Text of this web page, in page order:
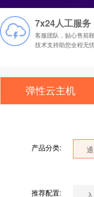
7x24人工服务
客服团队，贴心售前
技术支持助您全程无
弹性云主机
产品分类:
推荐配置: